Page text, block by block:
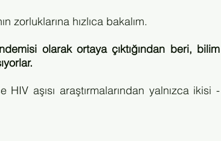
zorluklarına hızlıca bakalım.
olarak ortaya çıktığından beri, bilim
aşısı araştırmalarından yalnızca ikisi -